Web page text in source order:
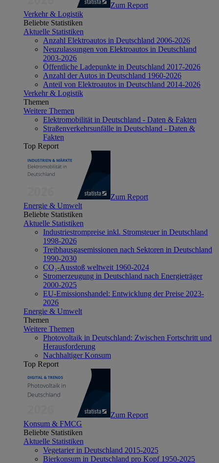
Zum Report
Verkehr & Logistik
Beliebte Statistiken
Aktuelle Statistiken
Anzahl Elektroautos in Deutschland 2006-2026
Neuzulassungen von Elektroautos in Deutschland
2003-2026
Öffentliche Ladepunkte in Deutschland 2017-2026
Anzahl der Autos in Deutschland 1960-2026
Anteil von Elektroautos in Deutschland 2014-2026
Verkehr & Logistik
Themen
Weitere Themen
Elektromobilität in Deutschland - Daten & Fakten
Straßenverkehrsunfälle in Deutschland - Daten &
Fakten
Top Report
Zum Report
Energie & Umwelt
Beliebte Statistiken
Aktuelle Statistiken
Industriestrompreise inkl. Stromsteuer in Deutschland
1998-2026
Treibhausgasemissionen nach Sektoren in Deutschland
1990-2030
CO₂-Ausstoß weltweit 1960-2024
Stromerzeugung in Deutschland nach Energieträger
2000-2025
EU-Emissionshandel: Entwicklung der Preise 2023-
2026
Energie & Umwelt
Themen
Weitere Themen
Photovoltaik in Deutschland: Zwischen Fortschritt und
Herausforderung
Nachhaltiger Konsum
Top Report
Zum Report
Konsum & FMCG
Beliebte Statistiken
Aktuelle Statistiken
Vegetarier in Deutschland 2015-2025
Bierkonsum in Deutschland pro Kopf 1950-2025